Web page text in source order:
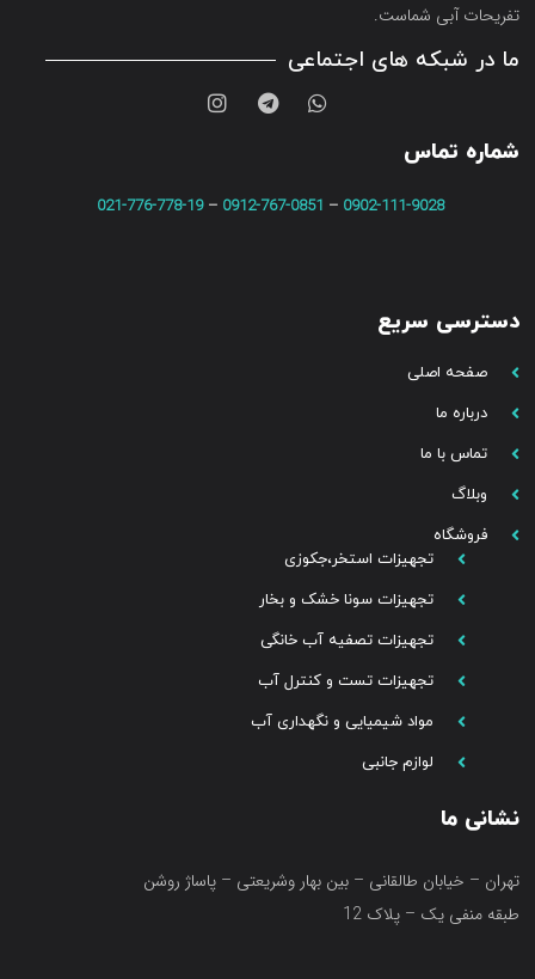
تفریحات آبی شماست.
ما در شبکه های اجتماعی
شماره تماس
0902-111-9028
–
0912-767-0851
–
021-776-778-19
دسترسی سریع
صفحه اصلی
درباره ما
تماس با ما
وبلاگ
فروشگاه
تجهیزات استخر،جکوزی
تجهیزات سونا خشک و بخار
تجهیزات تصفیه آب خانگی
تجهیزات تست و کنترل آب
مواد شیمیایی و نگهداری آب
لوازم جانبی
نشانی ما
تهران – خیابان طالقانی – بین بهار وشریعتی – پاساژ روشن
طبقه منفی یک – پلاک 12